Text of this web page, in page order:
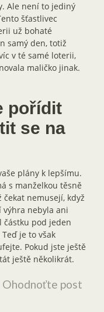
Ale není to jediný
šťastlivec
už bohaté
samý den, totiž
v té samé loterii,
maličko jinak.
pořídit
se na
plány k lepšímu.
s manželkou těsně
nemusejí, když
nebyla ani
částku pod jeden
je to však
Pokud jste ještě
ještě několikrát.
Ohodnoťte post